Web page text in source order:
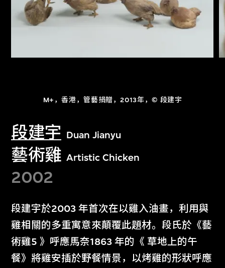
M+，香港，管藝捐贈，2013年，© 段建宇
段建宇 Duan Jianyu
藝術雞 Artistic Chicken
2002
段建宇於2003 年首次在以雞入油畫，利用與
雞相關的多重寓意來顛覆此題材。段氏於《藝
術雞5 》呼應馬奈1863 年的《 草地上的午
餐》將雞安插於野餐情景，以烤雞的形狀呼應
关于M+藏品
文化藏品。